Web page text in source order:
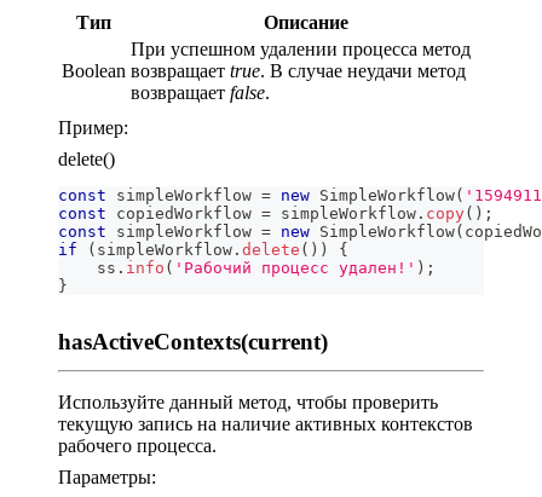
Тип
Описание
Boolean
При успешном удалении процесса метод
возвращает true. В случае неудачи метод
возвращает false.
Пример:
delete()
const simpleWorkflow = new SimpleWorkflow(
const copiedWorkflow = simpleWorkflow . copy( ) ;
const simpleWorkflow = new SimpleWorkflow(
if
( simpleWorkflow . delete ( ) )
{
    ss
. info ( 'Рабочий процесс удален!' ) ;
}
hasActiveContexts(current)
Используйте данный метод, чтобы проверить
текущую запись на наличие активных контекстов
рабочего процесса.
Параметры: